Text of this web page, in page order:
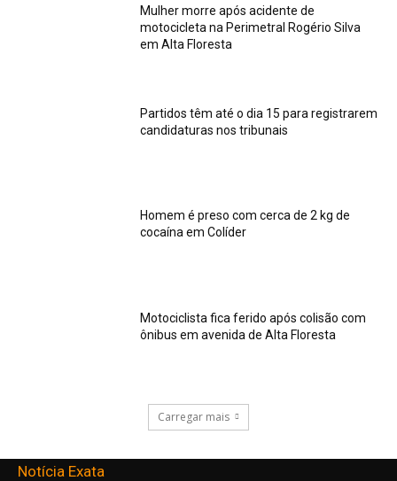
Mulher morre após acidente de
motocicleta na Perimetral Rogério Silva
em Alta Floresta
Partidos têm até o dia 15 para registrarem
candidaturas nos tribunais
Homem é preso com cerca de 2 kg de
cocaína em Colíder
Motociclista fica ferido após colisão com
ônibus em avenida de Alta Floresta
Carregar mais
Notícia Exata